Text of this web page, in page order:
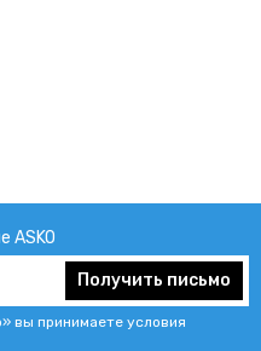
ASKO
Получить письмо
вы принимаете условия